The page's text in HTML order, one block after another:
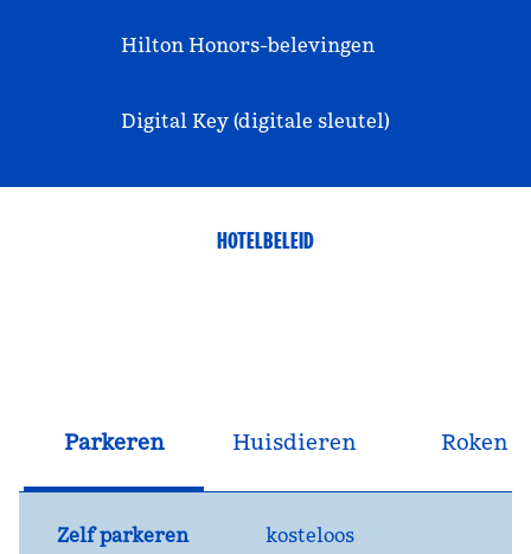
Hilton Honors-belevingen
Digital Key (digitale sleutel)
HOTELBELEID
Parkeren Huisdieren Roken
Zelf parkeren
kosteloos